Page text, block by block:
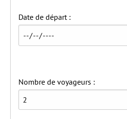
Date de départ :
Nombre de voyageurs :